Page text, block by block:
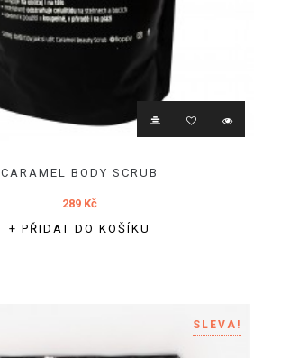
CARAMEL BODY SCRUB
289 Kč
+ PŘIDAT DO KOŠÍKU
SLEVA!